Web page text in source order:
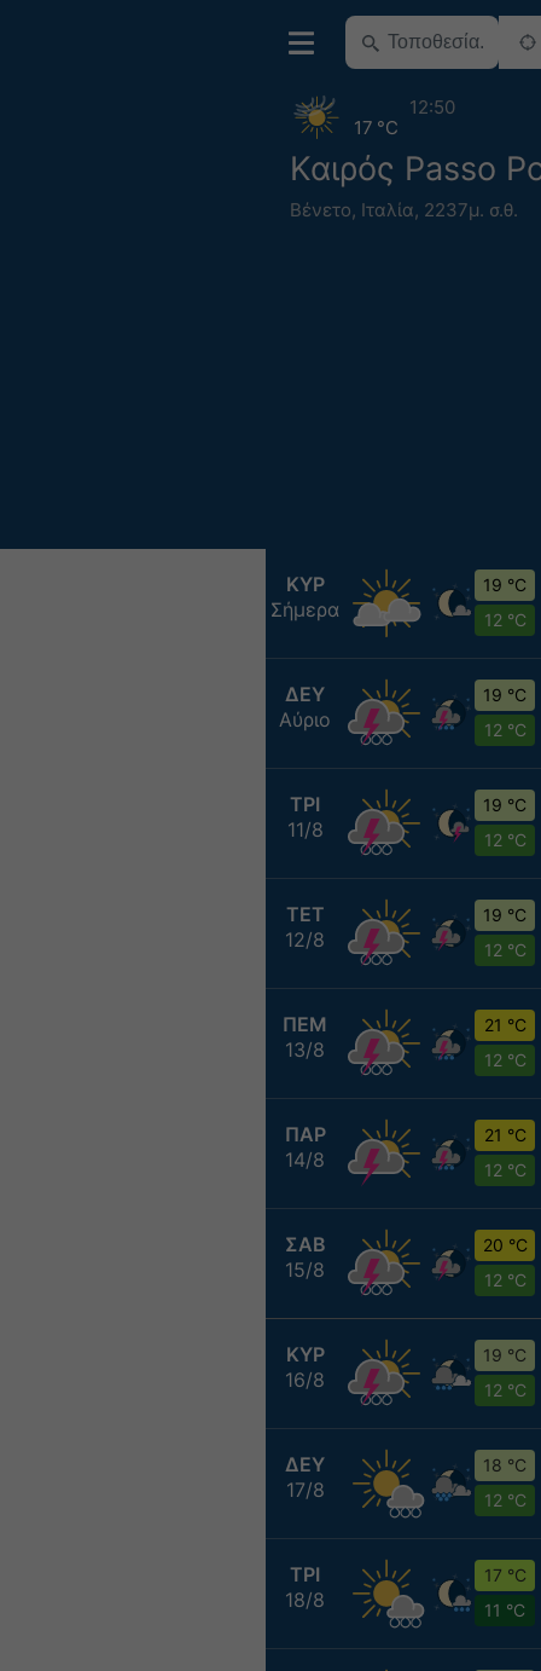
Καιρός Passo
Βένετο, Ιταλία, 2237μ. σ.θ.
17 °C
12:50
ΚΥΡ
Σήμερα
19 °C
12 °C
ΔΕΥ
Αύριο
19 °C
12 °C
ΤΡΙ
11/8
19 °C
12 °C
ΤΕΤ
12/8
19 °C
12 °C
ΠΕΜ
13/8
21 °C
12 °C
ΠΑΡ
14/8
21 °C
12 °C
ΣΑΒ
15/8
20 °C
12 °C
ΚΥΡ
16/8
19 °C
12 °C
ΔΕΥ
17/8
18 °C
12 °C
ΤΡΙ
18/8
17 °C
11 °C